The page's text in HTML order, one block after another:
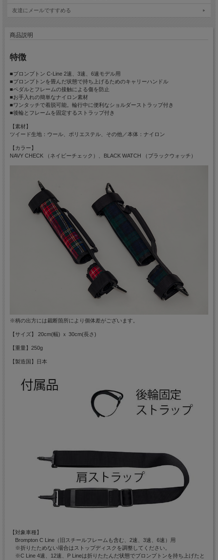
友達にメールですすめる
商品説明
特徴
■ブロンプトン C-Line 2速、3速、6速モデル用
■ブロンプトンを畳んだ状態で持ち上げるためのキャリーハンドル
■ペダルとフレームの接触による傷を防止
■お手入れの簡単なナイロン素材
■ワンタッチで着脱可能。輪行中に便利なショルダーストラップ付き
■後輪とフレームを固定するストラップ付き
【素材】
ツイード生地：ウール、ポリエステル、その他／本体：ナイロン
【カラー】
NAVY CHECK （ネイビーチェック）、BLACK WATCH （ブラックウォッチ）
※柄の出方には裁断箇所により個体差がございます。
【サイズ】 20cm(幅) ｘ 30cm(長さ)
【重量】250g
【製造国】日本
【対象車種】
Brompton C Line（旧スチールフレームも含む、2速、3速、6速）用
※折りたためない場合はストップディスクを調整してください。
※C Line 4速、12速、P Lineは折りたたんだ状態でブロンプトンを持ち上げたと